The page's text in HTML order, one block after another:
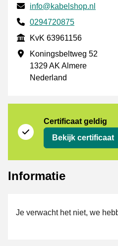
E-mail
info@kabelshop.nl
Telefoonnummer
0294720875
KvK
KvK 63961156
Vestigingsadres
Koningsbeltweg 52
1329 AK Almere
Nederland
Certificaat geldig
Bekijk certificaat
Informatie
Je verwacht het niet, we